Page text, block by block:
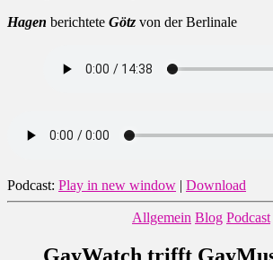
Hagen berichtete Götz von der Berlinale
Podcast: Play in new window | Download
Kategorien
Allgemein Blog Podcast
GayWatch trifft